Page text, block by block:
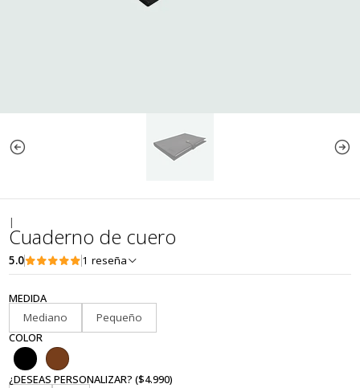
|
Cuaderno de cuero
5.0 1 reseña
MEDIDA
Mediano
Pequeño
COLOR
¿DESEAS PERSONALIZAR? ($4.990)